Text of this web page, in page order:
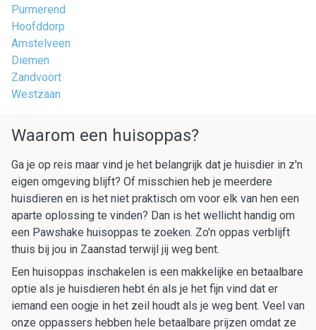
Purmerend
Hoofddorp
Amstelveen
Diemen
Zandvoort
Westzaan
Waarom een huisoppas?
Ga je op reis maar vind je het belangrijk dat je huisdier in z'n
eigen omgeving blijft? Of misschien heb je meerdere
huisdieren en is het niet praktisch om voor elk van hen een
aparte oplossing te vinden? Dan is het wellicht handig om
een Pawshake huisoppas te zoeken. Zo'n oppas verblijft
thuis bij jou in Zaanstad terwijl jij weg bent.
Een huisoppas inschakelen is een makkelijke en betaalbare
optie als je huisdieren hebt én als je het fijn vind dat er
iemand een oogje in het zeil houdt als je weg bent. Veel van
onze oppassers hebben hele betaalbare prijzen omdat ze